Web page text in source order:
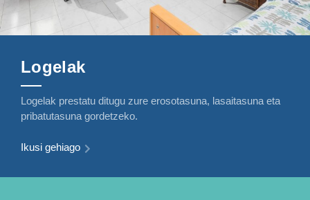
Logelak
Logelak prestatu ditugu zure erosotasuna, lasaitasuna eta
pribatutasuna gordetzeko.
Ikusi gehiago